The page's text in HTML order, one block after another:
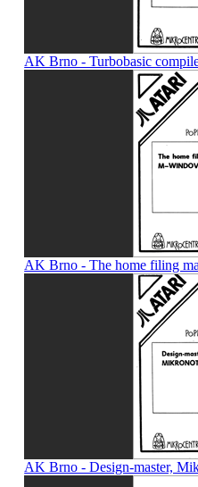
AK Brno - Turbobasic
AK Brno - The home filing
AK Brno - Design-master,